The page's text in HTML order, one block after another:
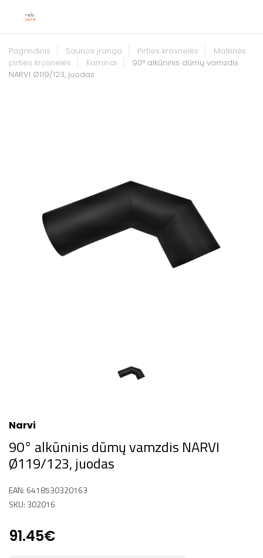
Pagrindinis Saunos įranga Pirties krosnelės
Malkinės
pirties krosnelės
Kaminai
90° alkūninis dūmų vamzdis
NARVI Ø119/123, juodas
Narvi
90° alkūninis dūmų vamzdis NARVI
Ø119/123, juodas
EAN: 6418530320163
SKU: 302016
91.45€